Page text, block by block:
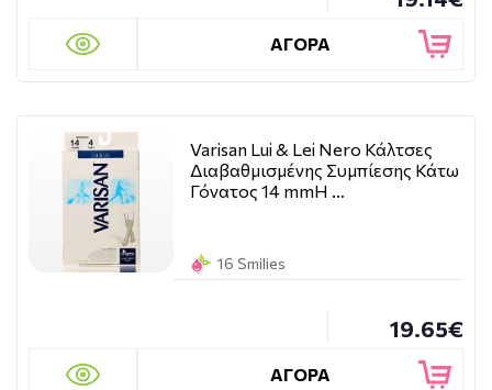
ΑΓΟΡΑ
Varisan Lui & Lei Nero Κάλτσες
Διαβαθμισμένης Συμπίεσης Κάτω
Γόνατος 14 mmH …
16 Smilies
19.65€
ΑΓΟΡΑ